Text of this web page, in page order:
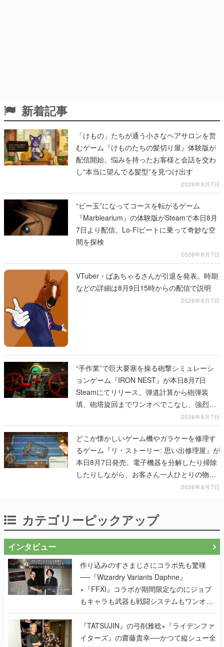
新着記事
「けもの」たちが通う小さなヘアサロンを営
むゲーム『けものたちの髪切り屋』体験版が
配信開始。悩みを持ったお客様と会話を交わ
し“本当に望んでる髪型”を見つけ出す
2026年8月7日
“ビー玉”になってコースを転がるゲーム
『Marblearium』の体験版がSteamで本日8月
7日より配信。Lo-Fiビートに乗って奇妙な空
間を探検
2026年8月7日
VTuber・ばあちゃるさんが引退を発表。時期
などの詳細は8月9日15時からの配信で説明
2026年8月7日
“手作業”で巨大要塞を操る砲撃シミュレーシ
ョンゲーム『IRON NEST』が本日8月7日
Steamにてリリース。弾道計算から砲弾装
填、砲塔旋回までワンオペでこなし、強烈な
一撃をブチかませるロマンある作品2026年8月7日
どこか懐かしいゲーム機やガラケーを修理す
るゲーム『リ・ストーリー: 思い出修理屋』が
本日8月7日発売。電子機器を分解したり掃除
したりしながら、お客さん一人ひとりの物語
2026年8月7日
カテゴリーピックアップ
インタビュー
作り込みのすさまじさにコラボ先も驚嘆
──『Wizardry Variants Daphne』
×『FFXI』コラボが期間限定なのにジョブ
もキャラも武器も戦闘システムもワンオフ
で作り込まれた理由を両ディレクターに聞
く
『TATSUJIN』の弓削雅稔×『ライデンファ
イターズ』の齋藤貴幸──かつて縦シュー全